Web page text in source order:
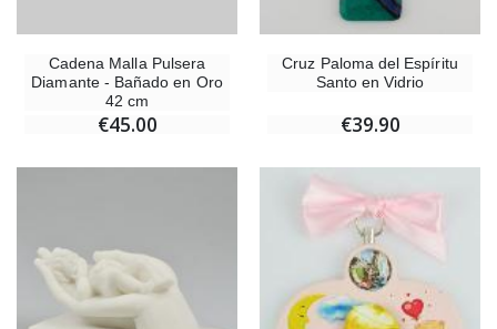
Cadena Malla Pulsera
Diamante - Bañado en Oro
42 cm
€45.00
Cruz Paloma del Espíritu
Santo en Vidrio
€39.90